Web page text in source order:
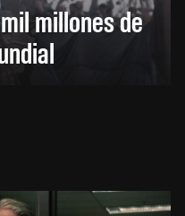
millones de